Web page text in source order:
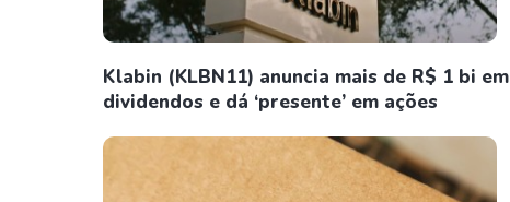
Klabin (KLBN11) anuncia mais de R$ 1 bi em
dividendos e dá ‘presente’ em ações